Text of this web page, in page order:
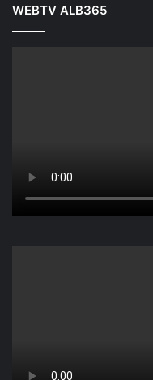
WEBTV ALB365